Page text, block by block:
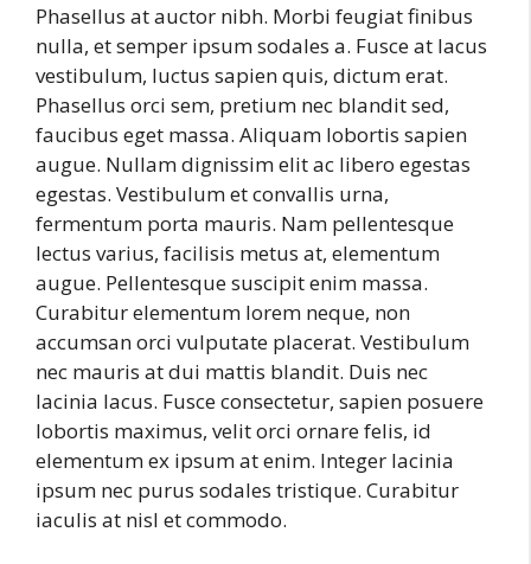
Phasellus at auctor nibh. Morbi feugiat finibus
nulla, et semper ipsum sodales a. Fusce at lacus
vestibulum, luctus sapien quis, dictum erat.
Phasellus orci sem, pretium nec blandit sed,
faucibus eget massa. Aliquam lobortis sapien
augue. Nullam dignissim elit ac libero egestas
egestas. Vestibulum et convallis urna,
fermentum porta mauris. Nam pellentesque
lectus varius, facilisis metus at, elementum
augue. Pellentesque suscipit enim massa.
Curabitur elementum lorem neque, non
accumsan orci vulputate placerat. Vestibulum
nec mauris at dui mattis blandit. Duis nec
lacinia lacus. Fusce consectetur, sapien posuere
lobortis maximus, velit orci ornare felis, id
elementum ex ipsum at enim. Integer lacinia
ipsum nec purus sodales tristique. Curabitur
iaculis at nisl et commodo.